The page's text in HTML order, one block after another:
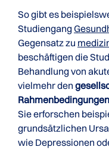
So gibt es
Studiengang
Gegensatz zu
beschäftigen die
Behandlung von
vielmehr den
Sie erforschen
grundsätzlichen
wie Depressionen